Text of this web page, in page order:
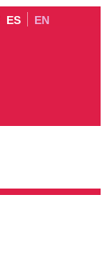
ES EN